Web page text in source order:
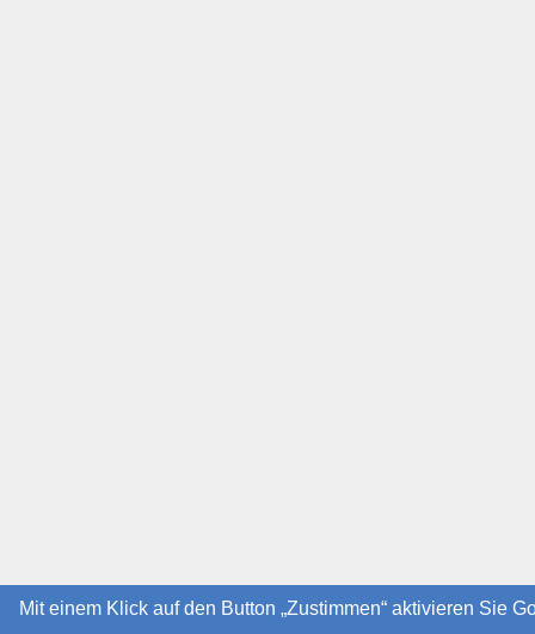
Mit einem Klick auf den Button „Zustimmen“ aktivieren Sie